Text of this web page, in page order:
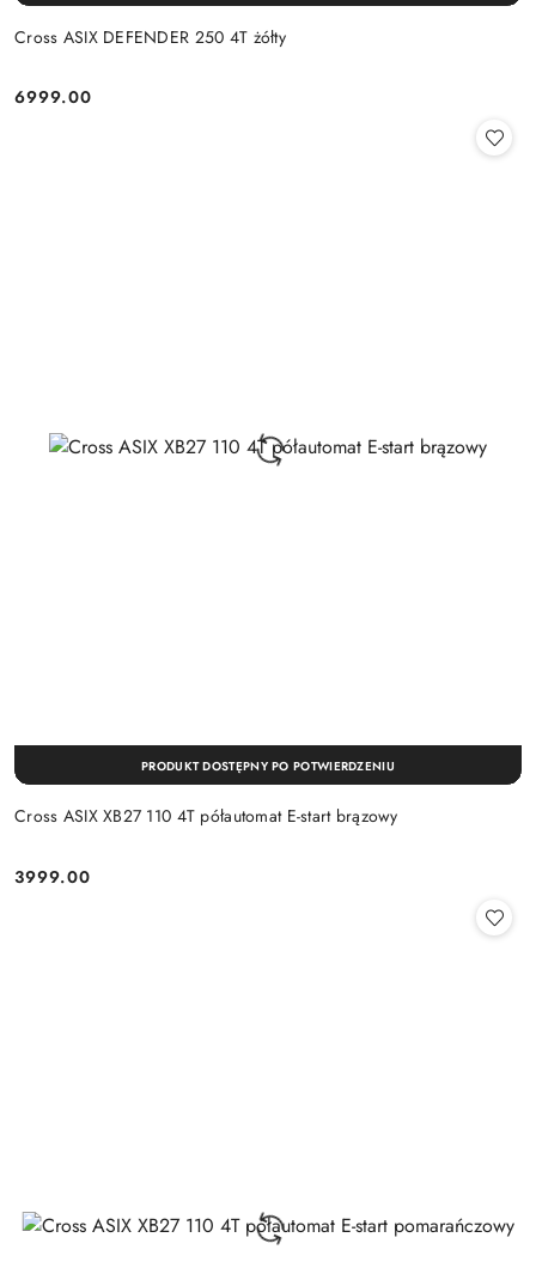
Cross ASIX DEFENDER 250 4T żółty
Cena:
6999.00
Cross ASIX XB27 110 4T półautomat E-start brązowy
Cena:
3999.00
PRODUKT DOSTĘPNY PO POTWIERDZENIU